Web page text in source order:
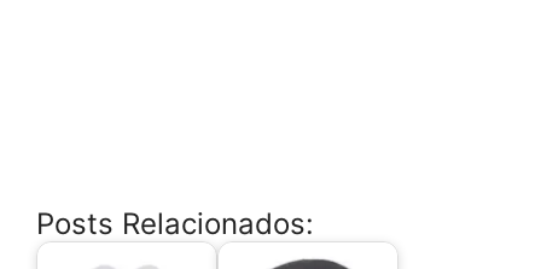
Posts Relacionados: